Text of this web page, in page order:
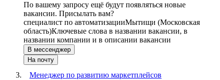
По вашему запросу ещё будут появляться новые
вакансии. Присылать вам?
специалист по автоматизацииМытищи (Московская
область)Ключевые слова в названии вакансии, в
названии компании и в описании вакансии
В мессенджер
На почту
Менеджер по развитию маркетплейсов